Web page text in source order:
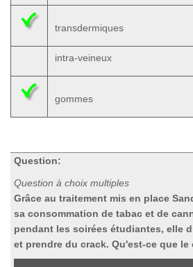
transdermiques
intra-veineux
gommes
Question:
Question à choix multiples
Grâce au traitement mis en place
sa consommation de tabac et de
pendant les soirées étudiantes, elle
et prendre du crack. Qu'est-ce que le